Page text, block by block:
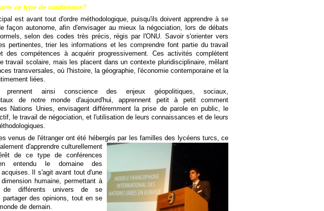
ce type de conférence?
est avant tout d'ordre méthodologique, puisqu'ils doivent apprendre à se
façon autonome, afin d'envisager au mieux la négociation, lors de débats
selon des codes très précis, régis par l'ONU. Savoir s'orienter vers
pertinentes, trier les informations et les comprendre font partie du travail
des compétences à acquérir progressivement. Ces activités complètent
travail scolaire, mais les placent dans un contexte pluridisciplinaire, mêlant
transversales, où l'histoire, la géographie, l'économie contemporaine et la
liées.
prennent ainsi conscience des enjeux géopolitiques, sociaux,
de notre monde d'aujourd'hui, apprennent petit à petit comment
Nations Unies, envisagent différemment la prise de parole en public, le
le travail de négociation, et l'utilisation de leurs connaissances et de leurs
venus de l'étranger ont été hébergés par les familles des lycéens turcs, ce
d'apprendre culturellement
de ce type de conférences
entendu le domaine des
Il s'agit avant tout d'une
humaine, permettant à
de différents univers de se
partager des opinions, tout en se
de demain.